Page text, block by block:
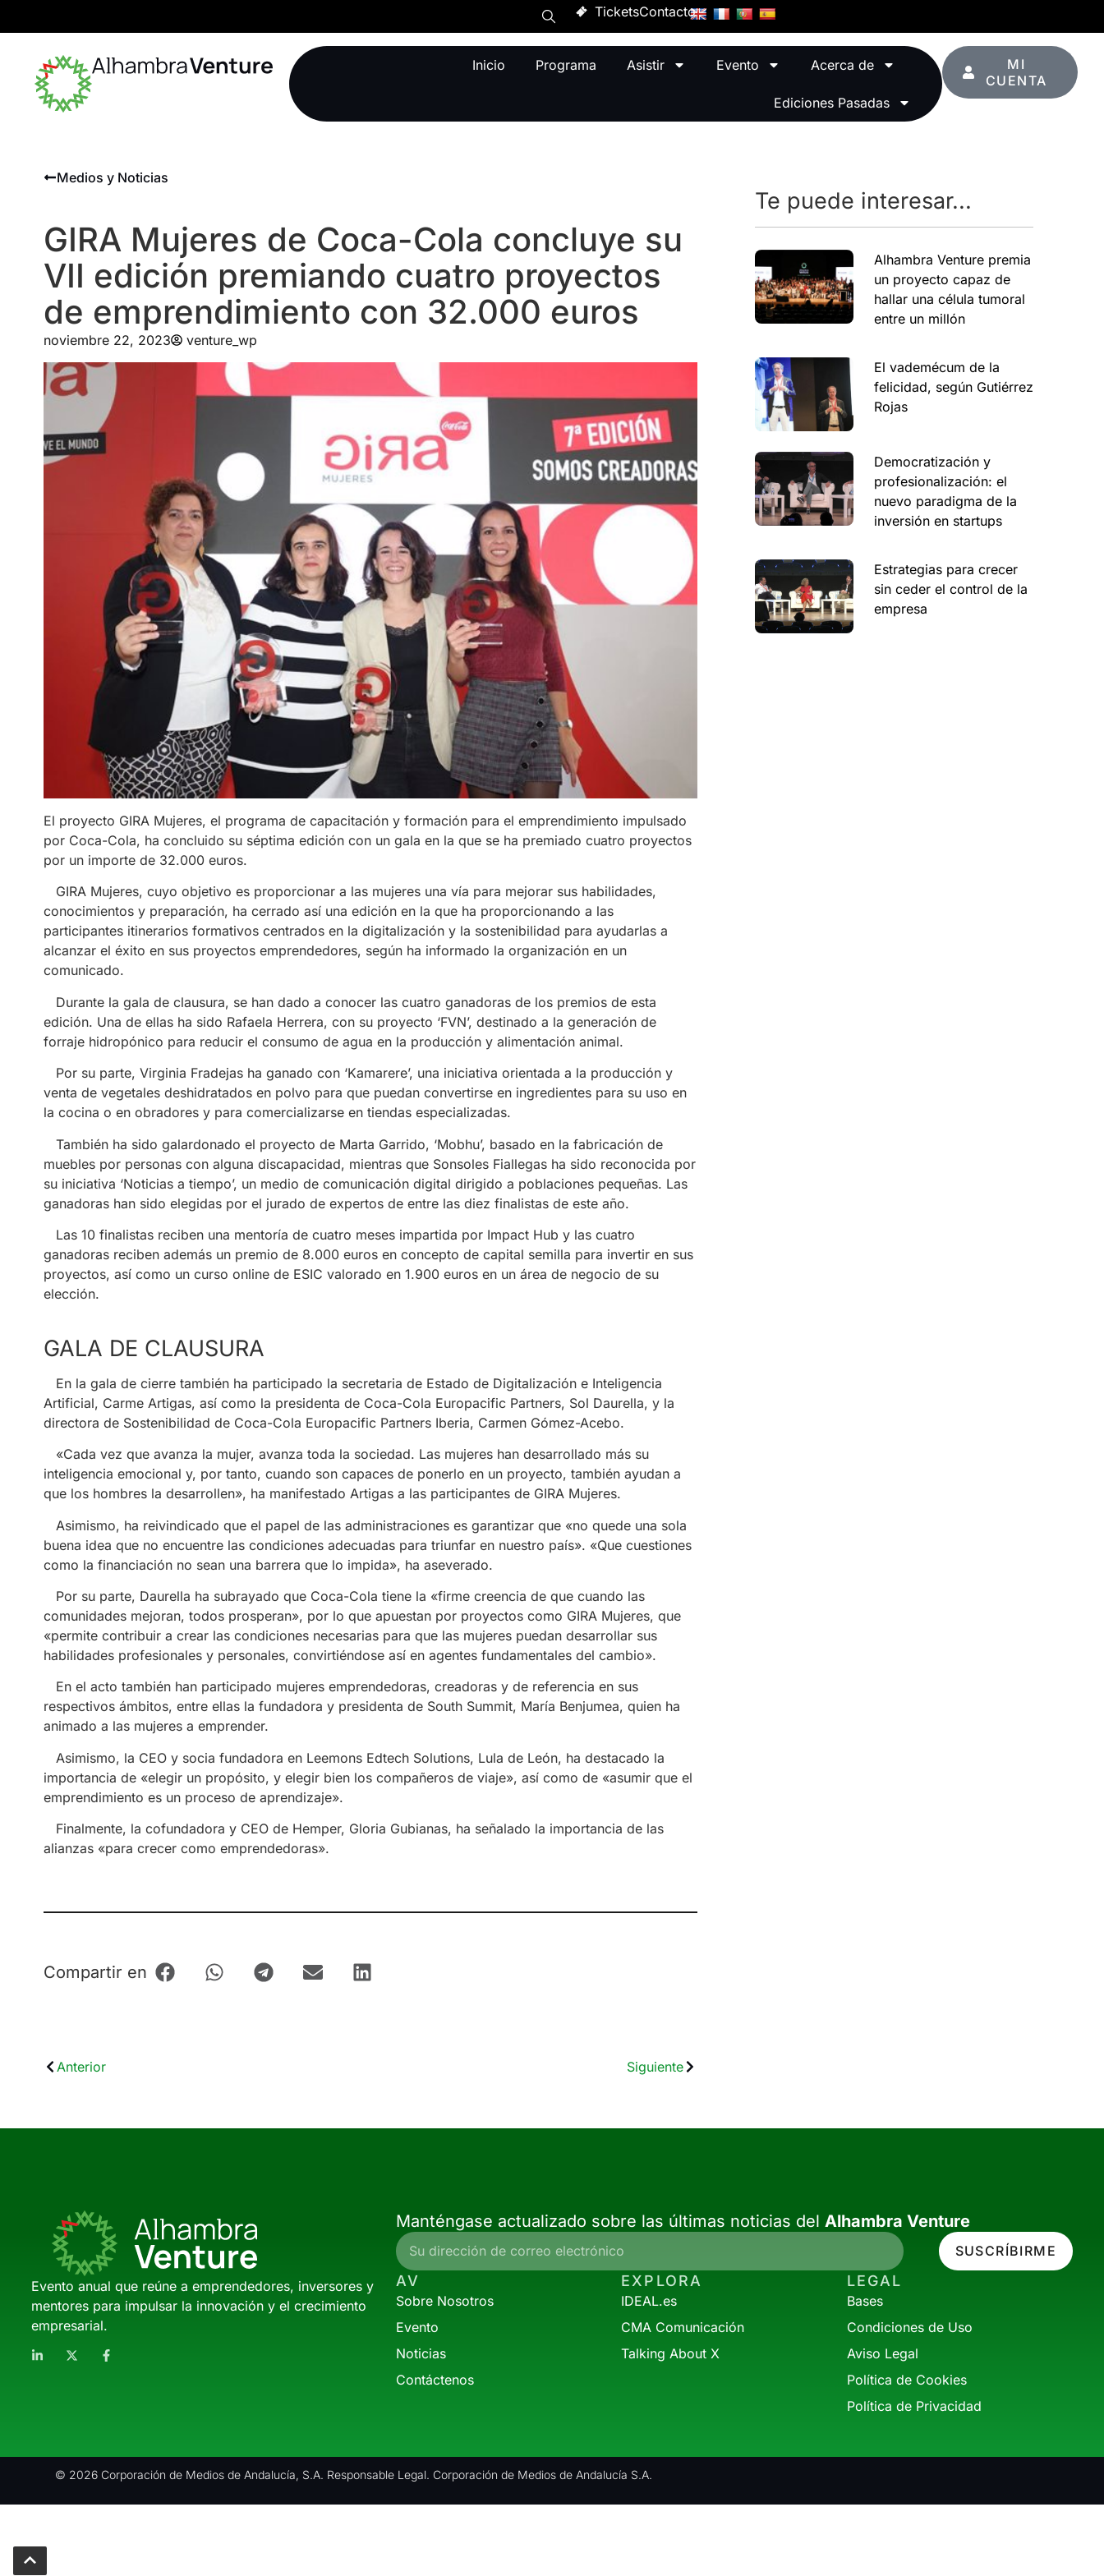
TicketsContacto
Inicio Programa Asistir Evento Acerca de
Ediciones Pasadas
MI
CUENTA
Medios y Noticias
GIRA Mujeres de Coca-Cola concluye su
VII edición premiando cuatro proyectos
de emprendimiento con 32.000 euros
noviembre 22, 2023 venture_wp
El proyecto GIRA Mujeres, el programa de capacitación y formación para el emprendimiento impulsado
por Coca-Cola, ha concluido su séptima edición con un gala en la que se ha premiado cuatro proyectos
por un importe de 32.000 euros.
GIRA Mujeres, cuyo objetivo es proporcionar a las mujeres una vía para mejorar sus habilidades,
conocimientos y preparación, ha cerrado así una edición en la que ha proporcionando a las
participantes itinerarios formativos centrados en la digitalización y la sostenibilidad para ayudarlas a
alcanzar el éxito en sus proyectos emprendedores, según ha informado la organización en un
comunicado.
Durante la gala de clausura, se han dado a conocer las cuatro ganadoras de los premios de esta
edición. Una de ellas ha sido Rafaela Herrera, con su proyecto ‘FVN’, destinado a la generación de
forraje hidropónico para reducir el consumo de agua en la producción y alimentación animal.
Por su parte, Virginia Fradejas ha ganado con ‘Kamarere’, una iniciativa orientada a la producción y
venta de vegetales deshidratados en polvo para que puedan convertirse en ingredientes para su uso en
la cocina o en obradores y para comercializarse en tiendas especializadas.
También ha sido galardonado el proyecto de Marta Garrido, ‘Mobhu’, basado en la fabricación de
muebles por personas con alguna discapacidad, mientras que Sonsoles Fiallegas ha sido reconocida por
su iniciativa ‘Noticias a tiempo’, un medio de comunicación digital dirigido a poblaciones pequeñas. Las
ganadoras han sido elegidas por el jurado de expertos de entre las diez finalistas de este año.
Las 10 finalistas reciben una mentoría de cuatro meses impartida por Impact Hub y las cuatro
ganadoras reciben además un premio de 8.000 euros en concepto de capital semilla para invertir en sus
proyectos, así como un curso online de ESIC valorado en 1.900 euros en un área de negocio de su
elección.
GALA DE CLAUSURA
En la gala de cierre también ha participado la secretaria de Estado de Digitalización e Inteligencia
Artificial, Carme Artigas, así como la presidenta de Coca-Cola Europacific Partners, Sol Daurella, y la
directora de Sostenibilidad de Coca-Cola Europacific Partners Iberia, Carmen Gómez-Acebo.
«Cada vez que avanza la mujer, avanza toda la sociedad. Las mujeres han desarrollado más su
inteligencia emocional y, por tanto, cuando son capaces de ponerlo en un proyecto, también ayudan a
que los hombres la desarrollen», ha manifestado Artigas a las participantes de GIRA Mujeres.
Asimismo, ha reivindicado que el papel de las administraciones es garantizar que «no quede una sola
buena idea que no encuentre las condiciones adecuadas para triunfar en nuestro país». «Que cuestiones
como la financiación no sean una barrera que lo impida», ha aseverado.
Por su parte, Daurella ha subrayado que Coca-Cola tiene la «firme creencia de que cuando las
comunidades mejoran, todos prosperan», por lo que apuestan por proyectos como GIRA Mujeres, que
«permite contribuir a crear las condiciones necesarias para que las mujeres puedan desarrollar sus
habilidades profesionales y personales, convirtiéndose así en agentes fundamentales del cambio».
En el acto también han participado mujeres emprendedoras, creadoras y de referencia en sus
respectivos ámbitos, entre ellas la fundadora y presidenta de South Summit, María Benjumea, quien ha
animado a las mujeres a emprender.
Asimismo, la CEO y socia fundadora en Leemons Edtech Solutions, Lula de León, ha destacado la
importancia de «elegir un propósito, y elegir bien los compañeros de viaje», así como de «asumir que el
emprendimiento es un proceso de aprendizaje».
Finalmente, la cofundadora y CEO de Hemper, Gloria Gubianas, ha señalado la importancia de las
alianzas «para crecer como emprendedoras».
Compartir en
Anterior Siguiente
Te puede interesar...
Alhambra Venture premia
un proyecto capaz de
hallar una célula tumoral
entre un millón
El vademécum de la
felicidad, según Gutiérrez
Rojas
Democratización y
profesionalización: el
nuevo paradigma de la
inversión en startups
Estrategias para crecer
sin ceder el control de la
empresa
Evento anual que reúne a emprendedores, inversores y
mentores para impulsar la innovación y el crecimiento
empresarial.
Manténgase actualizado sobre las últimas noticias del Alhambra Venture
SUSCRÍBIRME
AV
Sobre Nosotros
Evento
Noticias
Contáctenos
EXPLORA
IDEAL.es
CMA Comunicación
Talking About X
LEGAL
Bases
Condiciones de Uso
Aviso Legal
Política de Cookies
Política de Privacidad
© 2026 Corporación de Medios de Andalucía, S.A. Responsable Legal. Corporación de Medios de Andalucía S.A.